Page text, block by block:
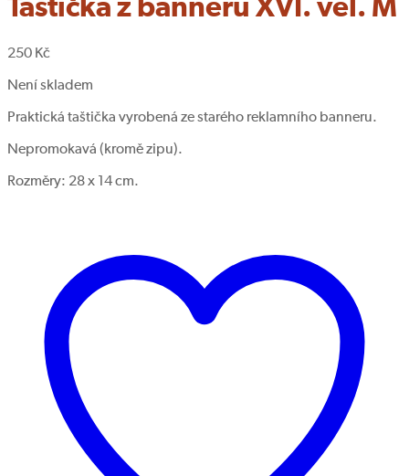
M
Taštička z banneru XVI. vel. M
250 Kč
Není skladem
Praktická taštička vyrobená ze starého reklamního banneru.
Nepromokavá (kromě zipu).
Rozměry: 28 x 14 cm.